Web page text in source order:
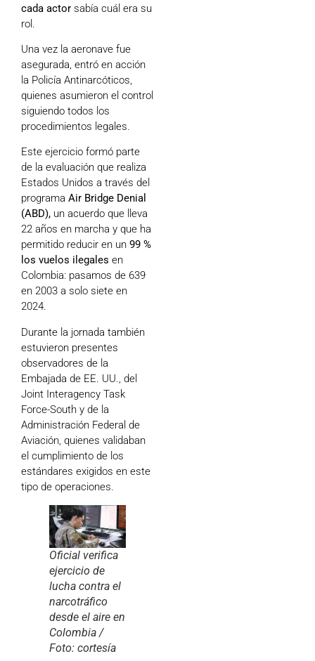
cada actor sabía cuál era su
rol.
Una vez la aeronave fue
asegurada, entró en acción
la Policía Antinarcóticos,
quienes asumieron el control
siguiendo todos los
procedimientos legales.
Este ejercicio formó parte
de la evaluación que realiza
Estados Unidos a través del
programa Air Bridge Denial
(ABD), un acuerdo que lleva
22 años en marcha y que ha
permitido reducir en un 99 %
los vuelos ilegales en
Colombia: pasamos de 639
en 2003 a solo siete en
2024.
Durante la jornada también
estuvieron presentes
observadores de la
Embajada de EE. UU., del
Joint Interagency Task
Force-South y de la
Administración Federal de
Aviación, quienes validaban
el cumplimiento de los
estándares exigidos en este
tipo de operaciones.
Oficial verifica
ejercicio de
lucha contra el
narcotráfico
desde el aire en
Colombia /
Foto: cortesía